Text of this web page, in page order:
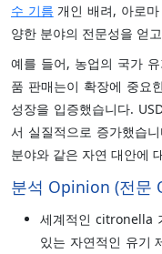
수 기름 개인 배려, 아로
양한 분야의 전문성을 얻
예를 들어, 농업의 국가
품 판매는이 확장에 중요
성장을 입증했습니다.
서 실질적으로 증가했습
분야와 같은 자연 대안에
분석 Opinion (전문
세계적인 citronella
있는 자연적인 유기